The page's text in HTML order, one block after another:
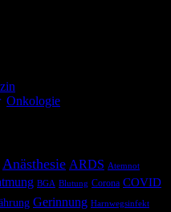
, Onkologie
Anästhesie ARDS Atemnot
BGA Blutung Corona COVID
Gerinnung Harnwegsinfekt